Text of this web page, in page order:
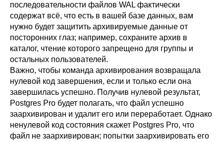
последовательности файлов WAL фактически
содержат всё, что есть в вашей базе данных, вам
нужно будет защитить архивируемые данные от
посторонних глаз; например, сохраните архив в
каталог, чтение которого запрещено для группы и
остальных пользователей.
Важно, чтобы команда архивирования возвращала
нулевой код завершения, если и только если она
завершилась успешно. Получив нулевой результат,
Postgres Pro будет полагать, что файл успешно
заархивирован и удалит его или переработает. Однако
ненулевой код состояния скажет Postgres Pro, что
файл не заархивирован; попытки заархивировать его